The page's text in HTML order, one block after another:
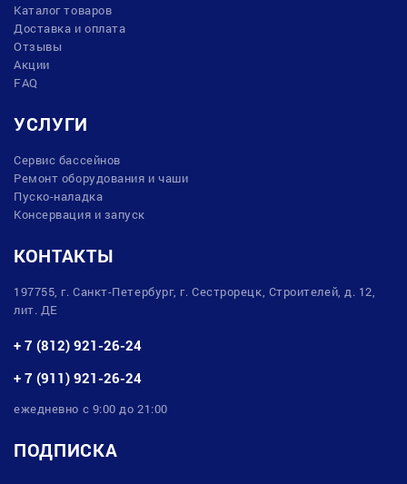
Каталог товаров
Доставка и оплата
Отзывы
Акции
FAQ
УСЛУГИ
Сервис бассейнов
Ремонт оборудования и чаши
Пуско-наладка
Консервация и запуск
КОНТАКТЫ
197755, г. Санкт-Петербург, г. Сестрорецк, Строителей, д. 12,
лит. ДЕ
+ 7 (812) 921-26-24
+ 7 (911) 921-26-24
ежедневно с 9:00 до 21:00
ПОДПИСКА